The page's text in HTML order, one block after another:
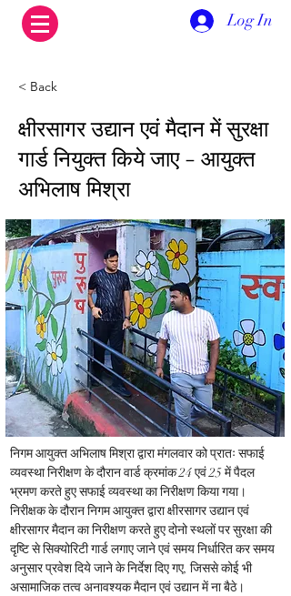
Log In
< Back
क्षीरसागर उद्यान एवं मैदान में सुरक्षा
गार्ड नियुक्त किये जाए - आयुक्त
अभिलाष मिश्रा
निगम आयुक्त अभिलाष मिश्रा द्वारा मंगलवार को प्रातः सफाई
व्यवस्था निरीक्षण के दौरान वार्ड क्रमांक 24 एवं 25 में पैदल
भ्रमण करते हुए सफाई व्यवस्था का निरीक्षण किया गया।
निरीक्षक के दौरान निगम आयुक्त द्वारा क्षीरसागर उद्यान एवं
क्षीरसागर मैदान का निरीक्षण करते हुए दोनो स्थलों पर सुरक्षा की
दृष्टि से सिक्योरिटी गार्ड लगाए जाने एवं समय निर्धारित कर समय
अनुसार प्रवेश दिये जाने के निर्देश दिए गए, जिससे कोई भी
असामाजिक तत्व अनावश्यक मैदान एवं उद्यान में ना बैठे।